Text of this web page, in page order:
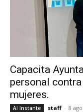
Capacita
personal
mujeres.
Al Instante staff - 8